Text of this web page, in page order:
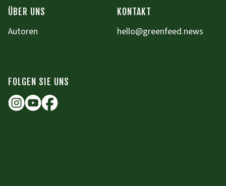
ÜBER UNS
Autoren
KONTAKT
hello@greenfeed.news
FOLGEN SIE UNS